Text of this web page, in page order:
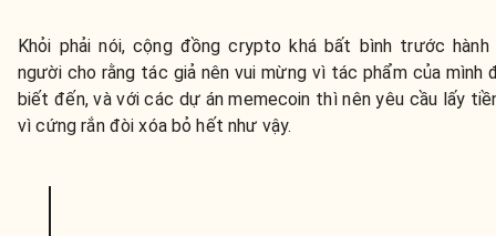
Khỏi phải nói, cộng đồng crypto khá bất bình trước hành
người cho rằng tác giả nên vui mừng vì tác phẩm của mình
biết đến, và với các dự án memecoin thì nên yêu cầu lấy
vì cứng rắn đòi xóa bỏ hết như vậy.